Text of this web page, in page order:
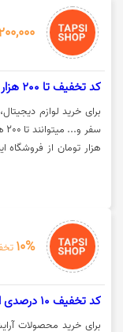
کد تخفیف تا 200 هزار تومان تپسی شاپ خرید اول
برای خرید لوازم
هزار تومان از فروشگاه
تخفیف و مشاهده کالا
10%
کد تخفیف 10 درصدی اولین خرید تپسی شاپ
برای خرید محصولات